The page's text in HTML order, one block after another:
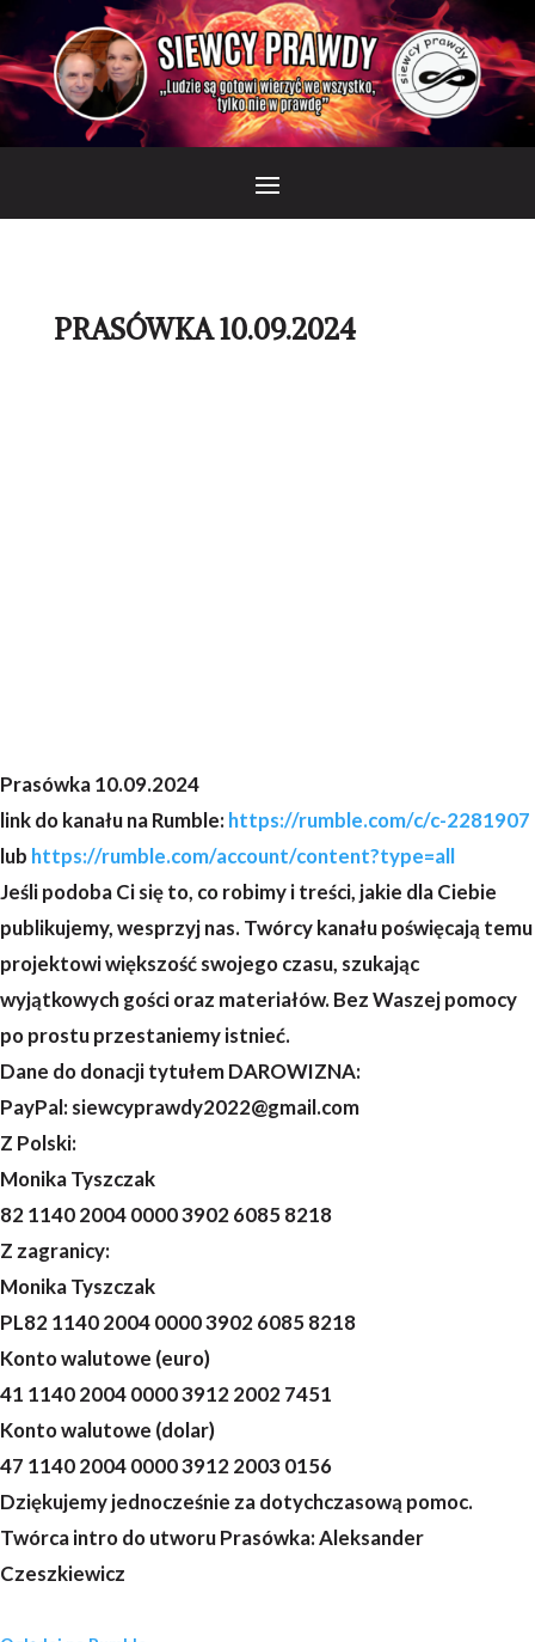
PRASÓWKA 10.09.2024
Prasówka 10.09.2024
link do kanału na Rumble: https://rumble.com/c/c-2281907
lub https://rumble.com/account/content?type=all
Jeśli podoba Ci się to, co robimy i treści, jakie dla Ciebie
publikujemy, wesprzyj nas. Twórcy kanału poświęcają temu
projektowi większość swojego czasu, szukając
wyjątkowych gości oraz materiałów. Bez Waszej pomocy
po prostu przestaniemy istnieć.
Dane do donacji tytułem DAROWIZNA:
PayPal: siewcyprawdy2022@gmail.com
Z Polski:
Monika Tyszczak
82 1140 2004 0000 3902 6085 8218
Z zagranicy:
Monika Tyszczak
PL82 1140 2004 0000 3902 6085 8218
Konto walutowe (euro)
41 1140 2004 0000 3912 2002 7451
Konto walutowe (dolar)
47 1140 2004 0000 3912 2003 0156
Dziękujemy jednocześnie za dotychczasową pomoc.
Twórca intro do utworu Prasówka: Aleksander
Czeszkiewicz